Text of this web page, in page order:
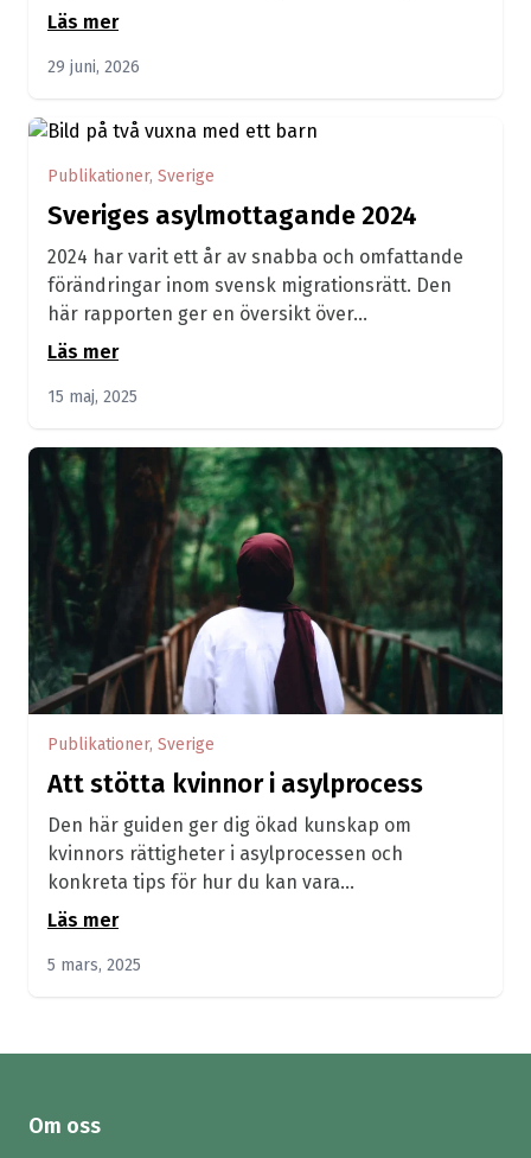
omfattande förändringar av...
Läs mer
29 juni, 2026
Publikationer, Sverige
Sveriges asylmottagande 2024
2024 har varit ett år av snabba och omfattande
förändringar inom svensk migrationsrätt. Den
här rapporten ger en översikt över...
Läs mer
15 maj, 2025
Publikationer, Sverige
Att stötta kvinnor i asylprocess
Den här guiden ger dig ökad kunskap om
kvinnors rättigheter i asylprocessen och
konkreta tips för hur du kan vara...
Läs mer
5 mars, 2025
Om oss